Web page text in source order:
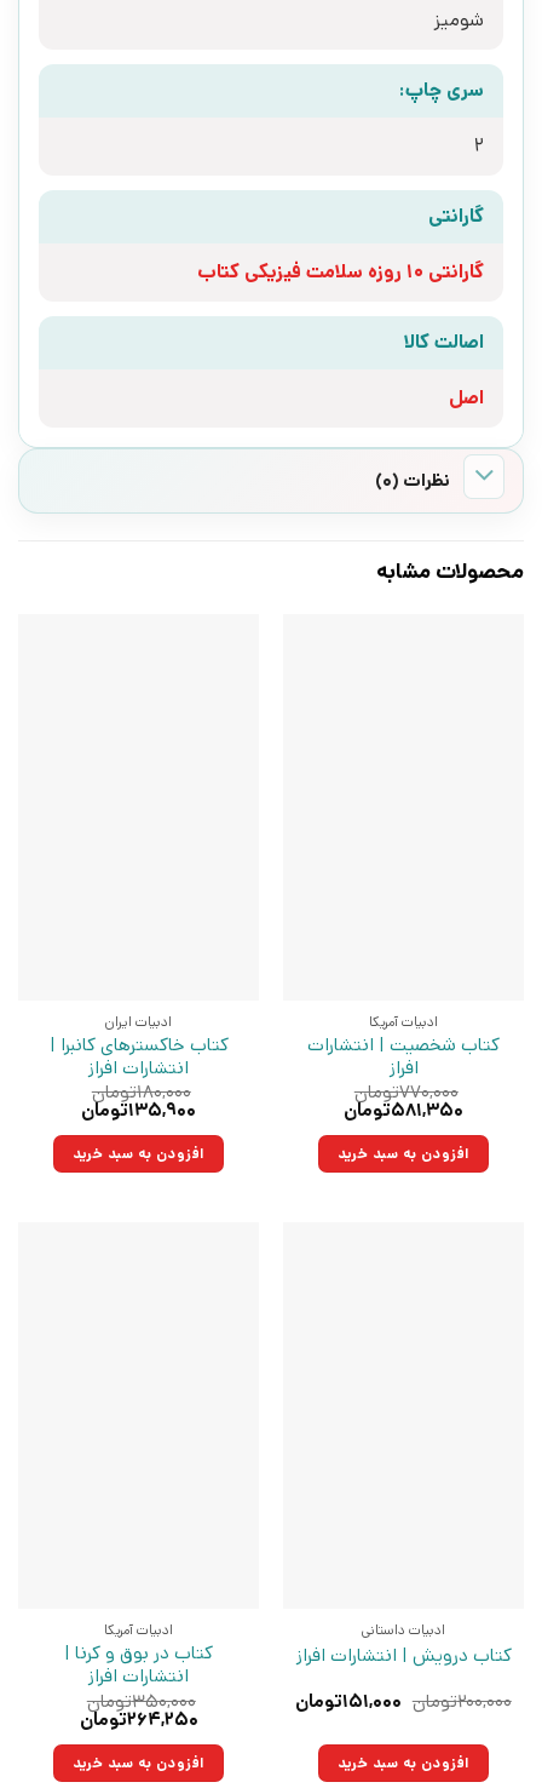
شومیز
سری چاپ:
2
گارانتی
گارانتی 10 روزه سلامت فیزیکی کتاب
اصالت کالا
اصل
نظرات (0)
محصولات مشابه
ادبیات آمریکا
کتاب شخصیت | انتشارات
افراز
۷۷۰,۰۰۰تومان
قیمت
۷۷۰,۰۰۰تومان
بود.
۵۸۱,۳۵۰تومان
۵۸۱,۳۵۰تومان.افزودن به سبد خرید
ادبیات ایران
کتاب خاکسترهای کانبرا |
انتشارات افراز
۱۸۰,۰۰۰تومان
قیمت
۱۸۰,۰۰۰تومان
بود.
۱۳۵,۹۰۰تومان
۱۳۵,۹۰۰تومان.افزودن به سبد خرید
ادبیات داستانی
کتاب درویش | انتشارات افراز
۲۰۰,۰۰۰تومان قیمت
بود.
۱۵۱,۰۰۰تومانقیمت
فعلی:
افزودن به سبد خرید
ادبیات آمریکا
کتاب در بوق و کرنا |
انتشارات افراز
۳۵۰,۰۰۰تومان
قیمت
۳۵۰,۰۰۰تومان
بود.
۲۶۴,۲۵۰تومان
۲۶۴,۲۵۰تومان.افزودن به سبد خرید